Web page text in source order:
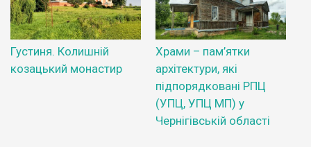
Густиня. Колишній
козацький монастир
Храми – пам’ятки
архітектури, які
підпорядковані РПЦ
(УПЦ, УПЦ МП) у
Чернігівській області